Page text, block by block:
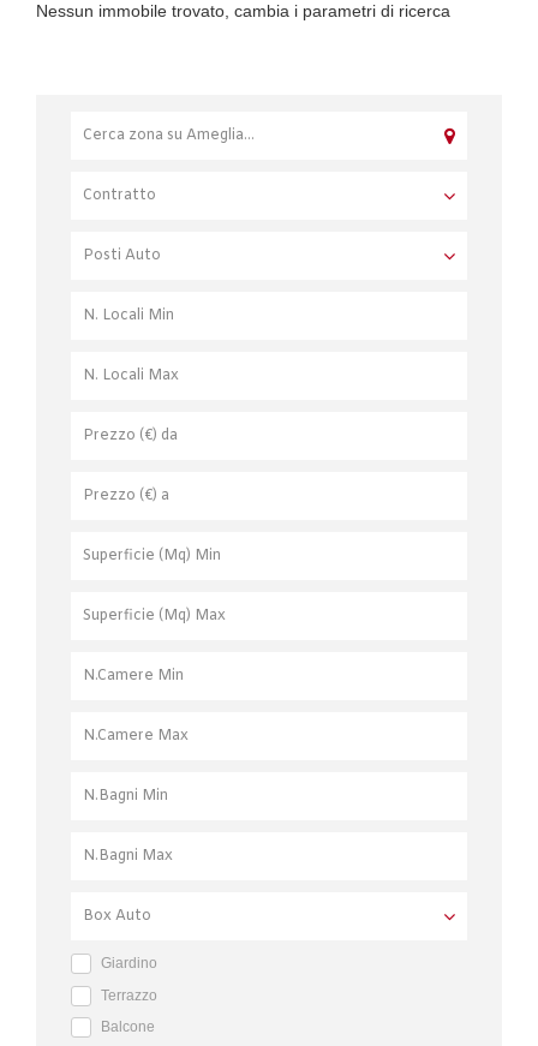
Nessun immobile trovato, cambia i parametri di ricerca
Giardino
Terrazzo
Balcone